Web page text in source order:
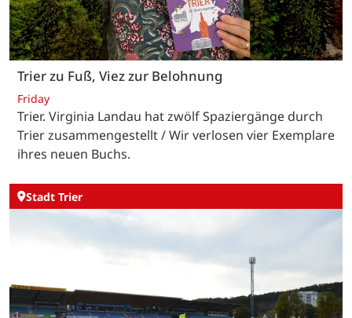
Trier zu Fuß, Viez zur Belohnung
Friday
Trier. Virginia Landau hat zwölf Spaziergänge durch
Trier zusammengestellt / Wir verlosen vier Exemplare
ihres neuen Buchs.
Stadt Trier